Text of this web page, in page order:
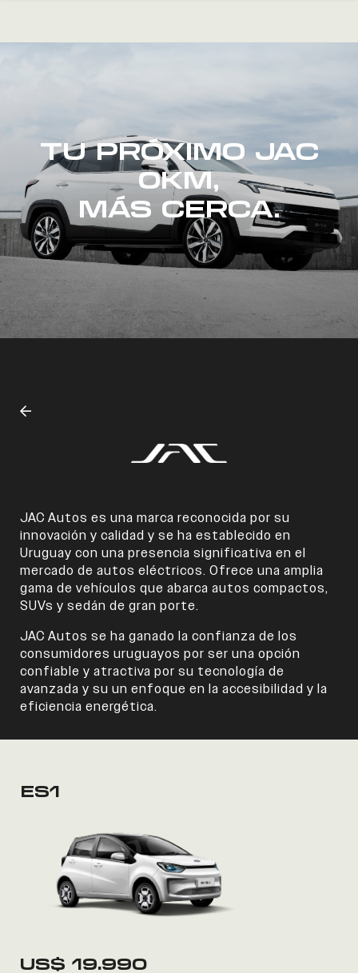
VENDÉ
NOSOTROS
CONTACTO
08002525
TU PRÓXIMO JAC
0KM,
MÁS CERCA.
JAC Autos es una marca reconocida por su
innovación y calidad y se ha establecido en
Uruguay con una presencia significativa en el
mercado de autos eléctricos. Ofrece una amplia
gama de vehículos que abarca autos compactos,
SUVs y sedán de gran porte.
JAC Autos se ha ganado la confianza de los
consumidores uruguayos por ser una opción
confiable y atractiva por su tecnología de
avanzada y su un enfoque en la accesibilidad y la
eficiencia energética.
ES1
US$ 19.990